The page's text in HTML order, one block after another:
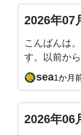
2026年07
こんばんは
す。以前か
ンしてエク
ンダーにも
す。私だけ
sea1か月
2026年06